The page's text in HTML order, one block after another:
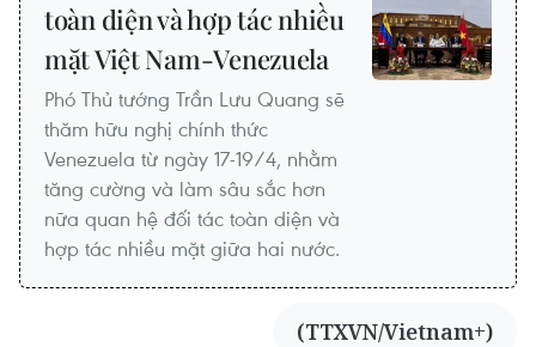
toàn diện và hợp tác nhiều
mặt Việt Nam-Venezuela
Phó Thủ tướng Trần Lưu Quang sẽ
thăm hữu nghị chính thức
Venezuela từ ngày 17-19/4, nhằm
tăng cường và làm sâu sắc hơn
nữa quan hệ đối tác toàn diện và
hợp tác nhiều mặt giữa hai nước.
(TTXVN/Vietnam+)